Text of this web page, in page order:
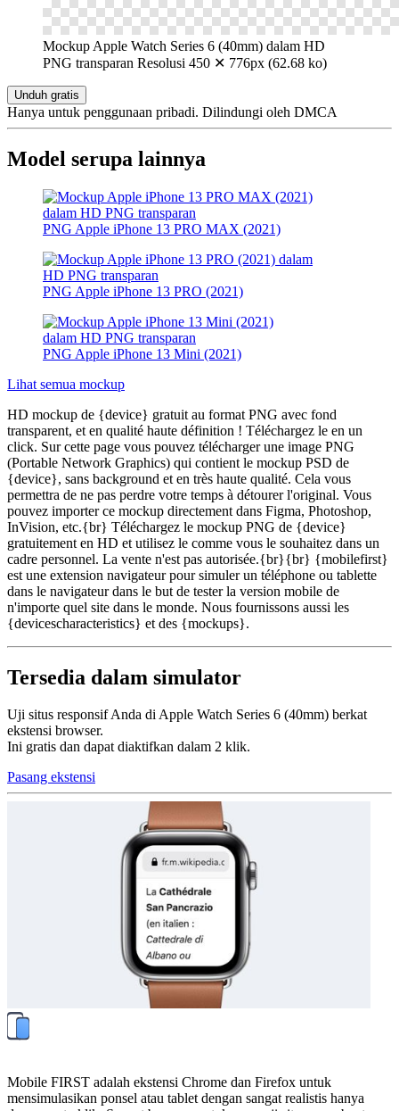
Mockup Apple Watch Series 6 (40mm) dalam HD
PNG transparan Resolusi 450 ✕ 776px (62.68 ko)
Unduh gratis
Hanya untuk penggunaan pribadi. Dilindungi oleh DMCA
Model serupa lainnya
PNG Apple iPhone 13 PRO MAX (2021)
PNG Apple iPhone 13 PRO (2021)
PNG Apple iPhone 13 Mini (2021)
Lihat semua mockup
HD mockup de {device} gratuit au format PNG avec fond
transparent, et en qualité haute définition ! Téléchargez le en un
click. Sur cette page vous pouvez télécharger une image PNG
(Portable Network Graphics) qui contient le mockup PSD de
{device}, sans background et en très haute qualité. Cela vous
permettra de ne pas perdre votre temps à détourer l'original. Vous
pouvez importer ce mockup directement dans Figma, Photoshop,
InVision, etc.{br} Téléchargez le mockup PNG de {device}
gratuitement en HD et utilisez le comme vous le souhaitez dans un
cadre personnel. La vente n'est pas autorisée.{br}{br} {mobilefirst}
est une extension navigateur pour simuler un téléphone ou tablette
dans le navigateur dans le but de tester la version mobile de
n'importe quel site dans le monde. Nous fournissons aussi les
{devicescharacteristics} et des {mockups}.
Tersedia dalam simulator
Uji situs responsif Anda di Apple Watch Series 6 (40mm) berkat
ekstensi browser.
Ini gratis dan dapat diaktifkan dalam 2 klik.
Pasang ekstensi
Mobile FIRST adalah ekstensi Chrome dan Firefox untuk
mensimulasikan ponsel atau tablet dengan sangat realistis hanya